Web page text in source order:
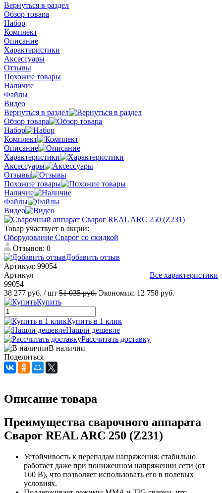
Вернуться в раздел
Обзор товара
Набор
Комплект
Описание
Характеристики
Аксессуары
Отзывы
Похожие товары
Наличие
Файлы
Видео
Вернуться в раздел
Обзор товара
Набор
Комплект
Описание
Характеристики
Аксессуары
Отзывы
Похожие товары
Наличие
Файлы
Видео
Товар участвует в акции:
Оборудование Сварог со скидкой
Отзывов: 0
Добавить отзыв
Артикул: 99054
Все характеристики
Артикул
99054
38 277 руб. / шт 51 035 руб. Экономия: 12 758 руб.
Купить
Купить в 1 клик
Нашли дешевле
Рассчитать доставку
В наличии
Поделиться
Описание товара
Преимущества сварочного аппарата
Сварог REAL ARC 250 (Z231)
Устойчивость к перепадам напряжения: стабильно
работает даже при пониженном напряжении сети (от
160 В), что позволяет использовать его в полевых
условиях.